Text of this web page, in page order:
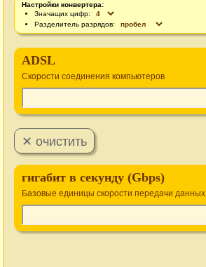
Настройки конвертера:
Значащих цифр:
Разделитель разрядов:
ADSL
Cкорости соединения компьютеров
гигабит в секунду (Gbps)
Базовые единицы скорости передачи данных